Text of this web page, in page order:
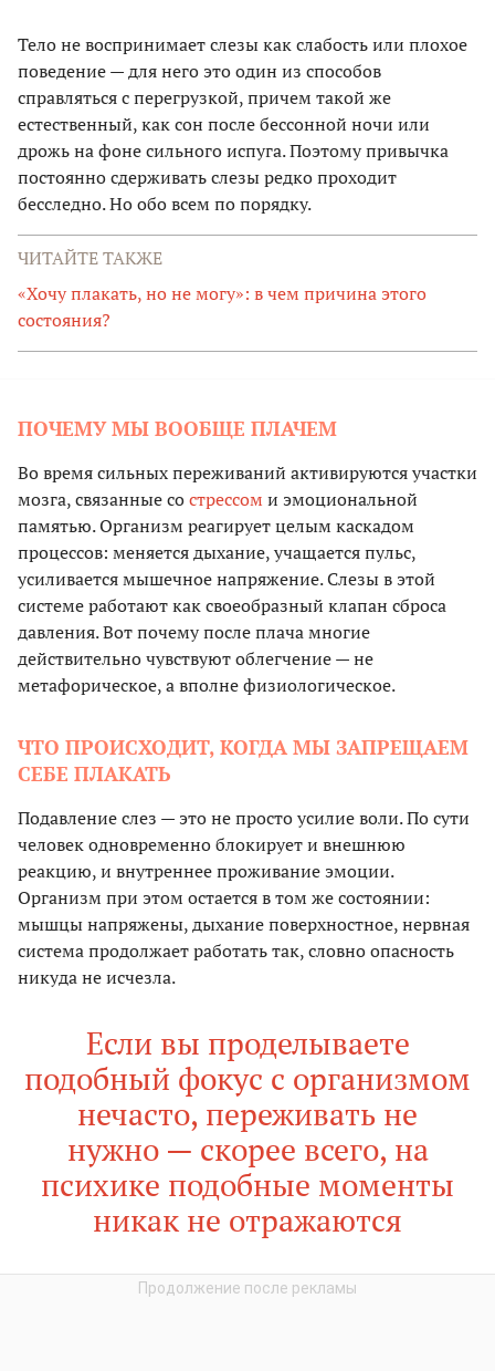
Тело не воспринимает слезы как слабость или плохое
поведение — для него это один из способов
справляться с перегрузкой, причем такой же
естественный, как сон после бессонной ночи или
дрожь на фоне сильного испуга. Поэтому привычка
постоянно сдерживать слезы редко проходит
бесследно. Но обо всем по порядку.
ЧИТАЙТЕ ТАКЖЕ
«Хочу плакать, но не могу»: в чем причина этого
состояния?
ПОЧЕМУ МЫ ВООБЩЕ ПЛАЧЕМ
Во время сильных переживаний активируются участки
мозга, связанные сострессом и эмоциональной
памятью. Организм реагирует целым каскадом
процессов: меняется дыхание, учащается пульс,
усиливается мышечное напряжение. Слезы в этой
системе работают как своеобразный клапан сброса
давления. Вот почему после плача многие
действительно чувствуют облегчение — не
метафорическое, а вполне физиологическое.
ЧТО ПРОИСХОДИТ, КОГДА МЫ ЗАПРЕЩАЕМ
СЕБЕ ПЛАКАТЬ
Подавление слез — это не просто усилие воли. По сути
человек одновременно блокирует и внешнюю
реакцию, и внутреннее проживание эмоции.
Организм при этом остается в том же состоянии:
мышцы напряжены, дыхание поверхностное, нервная
система продолжает работать так, словно опасность
никуда не исчезла.
Если вы проделываете
подобный фокус с организмом
нечасто, переживать не
нужно — скорее всего, на
психике подобные моменты
никак не отражаются